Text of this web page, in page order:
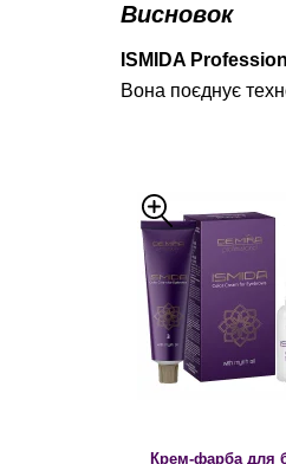
Висновок
ISMIDA
Вона поєднує
Крем-фарба для